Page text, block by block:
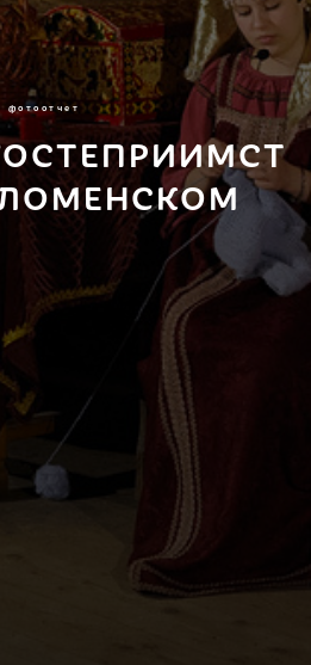
фотоотчет